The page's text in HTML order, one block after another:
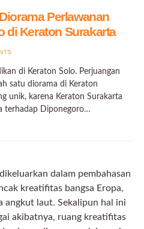
Perlawanan
di Keraton Surakarta
di Keraton Solo. Perjuangan
satu diorama di Keraton
unik, karena Keraton Surakarta
terhadap Diponegoro…